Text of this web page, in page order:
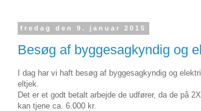
fredag den 9. januar 2015
Besøg af byggesagkyndig og
I dag har vi haft besøg af byggesagkyndig og
eltjek.
Det er et godt betalt arbejde de udfører, da de på
kan tjene ca. 6.000 kr.